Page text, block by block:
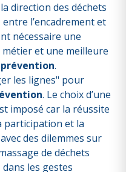
direction des déchets
l’encadrement et
nécessaire une
et une meilleure
prévention.
les lignes" pour
. Le choix d’une
imposé car la réussite
participation et la
des dilemmes sur
de déchets
les gestes